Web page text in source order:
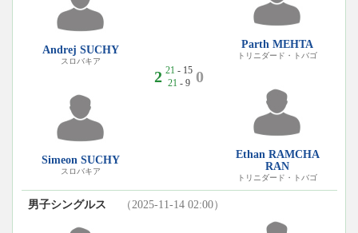
Andrej SUCHY
スロバキア
Simeon SUCHY
スロバキア
2 21 - 15
21 - 9 0
Parth MEHTA
トリニダード・トバゴ
Ethan RAMCHA
RAN
トリニダード・トバゴ
男子シングルス （2025-11-14 02:00）